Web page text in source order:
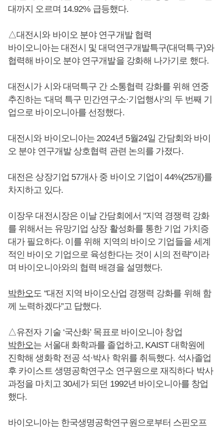
대까지 오르며 14.92% 급등했다.
△대전시와 바이오 분야 연구개발 협력
바이오니아는 대전시 및 대덕연구개발특구(대덕특구)와
협력해 바이오 분야 연구개발을 강화해 나가기로 했다.
대전시가 시와 대덕특구 간 소통협력 강화를 위해 연중
추진하는 ‘대덕 특구 민간연구소·기업행사’의 두 번째 기
업으로 바이오니아를 선정했다.
대전시와 바이오니아는 2024년 5월24일 간담회와 바이
오 분야 연구개발 상호협력 관련 논의를 가졌다.
대전은 상장기업 57개사 중 바이오 기업이 44%(25개)를
차지하고 있다.
이장우 대전시장은 이날 간담회에서 "지역 경쟁력 강화
를 위해서는 유망기업 상장 활성화를 통한 기업 가치증
대가 필요하다. 이를 위해 지역의 바이오 기업들을 세계
적인 바이오 기업으로 육성한다는 것이 시의 전략”이라
며 바이오니아와의 협력 배경을 설명했다.
박한오 도 “대전 지역 바이오산업 경쟁력 강화를 위해 함
께 노력하겠다”고 답했다.
△유전자 기술 ‘국산화’ 목표로 바이오니아 창업
박한오는 서울대 화학과를 졸업하고, KAIST 대학원에
진학해 생화학 전공 석·박사 학위를 취득했다. 석사졸업
후 카이스트 생명공학연구소 연구원으로 재직하다 박사
과정을 마치고 30세가 되던 1992년 바이오니아를 창업
했다.
바이오니아는 한국생명공학연구원으로부터 스핀오프